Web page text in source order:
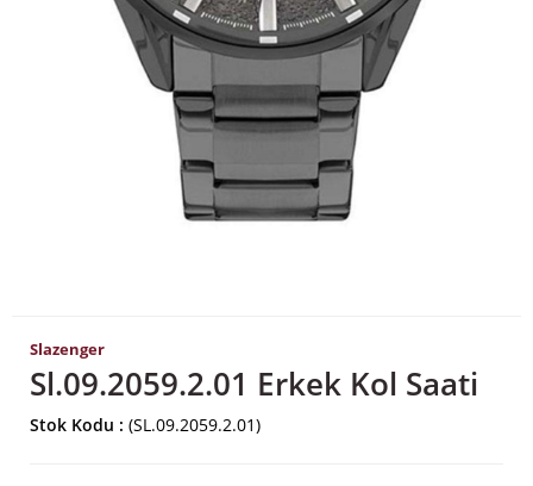
Slazenger
Sl.09.2059.2.01 Erkek Kol Saati
Stok Kodu (SL.09.2059.2.01)